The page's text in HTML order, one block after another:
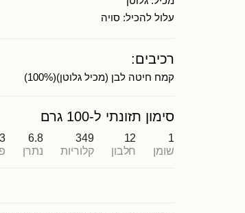
עלול להכיל: סויה
רכיבים:
קמח חיטה לבן (מכיל גלוטן)(100%)
סימון תזונתי ל-100 גרם
1
שומן
12
חלבון
349
קלוריות
6.8
נתרן